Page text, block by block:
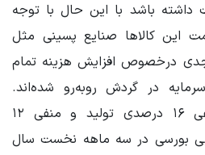
داشته باشد با این حال با توجه
این کالاها صنایع پسینی مثل
درخصوص افزایش هزینه تمام
در گردش روبه‌رو شده‌اند.
آمارها حاکی از رشد منفی ۱۶ درصدی تولید و منفی ۱۲
بورسی در سه ماهه نخست سال